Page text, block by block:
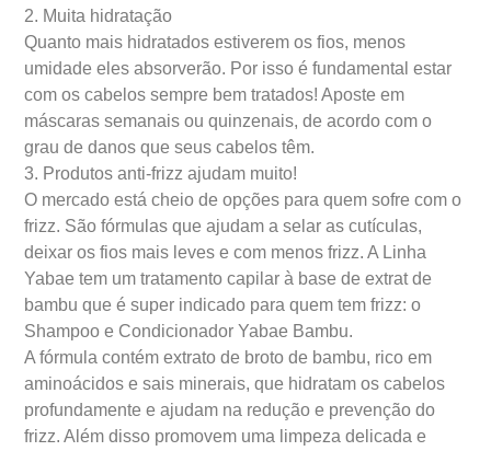
2. Muita hidratação
Quanto mais hidratados estiverem os fios, menos
umidade eles absorverão. Por isso é fundamental estar
com os cabelos sempre bem tratados! Aposte em
máscaras semanais ou quinzenais, de acordo com o
grau de danos que seus cabelos têm.
3. Produtos anti-frizz ajudam muito!
O mercado está cheio de opções para quem sofre com o
frizz. São fórmulas que ajudam a selar as cutículas,
deixar os fios mais leves e com menos frizz. A Linha
Yabae tem um tratamento capilar à base de extrat de
bambu que é super indicado para quem tem frizz: o
Shampoo e Condicionador Yabae Bambu.
A fórmula contém extrato de broto de bambu, rico em
aminoácidos e sais minerais, que hidratam os cabelos
profundamente e ajudam na redução e prevenção do
frizz. Além disso promovem uma limpeza delicada e